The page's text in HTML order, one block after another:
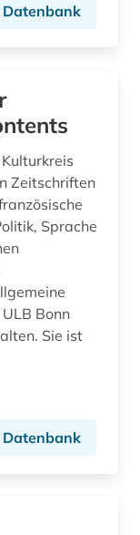
Datenbank
Zeitschriften
Sprache
ist
Datenbank